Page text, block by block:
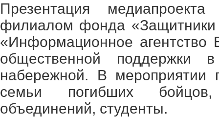
Презентация
филиалом фонда «Защитники
«Информационное агентство
общественной поддержки
набережной. В мероприятии
семьи погибших бойцов,
объединений, студенты.